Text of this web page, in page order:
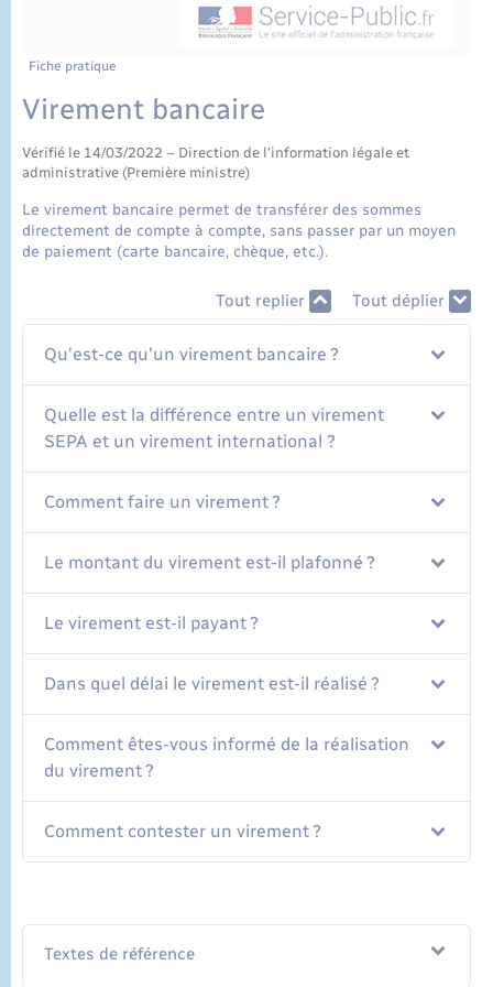
Fiche pratique
Virement bancaire
Vérifié le 14/03/2022 – Direction de l'information légale et
administrative (Première ministre)
Le virement bancaire permet de transférer des sommes
directement de compte à compte, sans passer par un moyen
de paiement (carte bancaire, chèque, etc.).
Tout replier Tout déplier
Qu'est-ce qu'un virement bancaire ?
Quelle est la différence entre un virement
SEPA et un virement international ?
Comment faire un virement ?
Le montant du virement est-il plafonné ?
Le virement est-il payant ?
Dans quel délai le virement est-il réalisé ?
Comment êtes-vous informé de la réalisation
du virement ?
Comment contester un virement ?
Textes de référence